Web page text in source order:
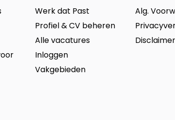
Werk dat Past
Profiel & CV beheren
Alle vacatures
Inloggen
Vakgebieden
Alg.
Disclaimer